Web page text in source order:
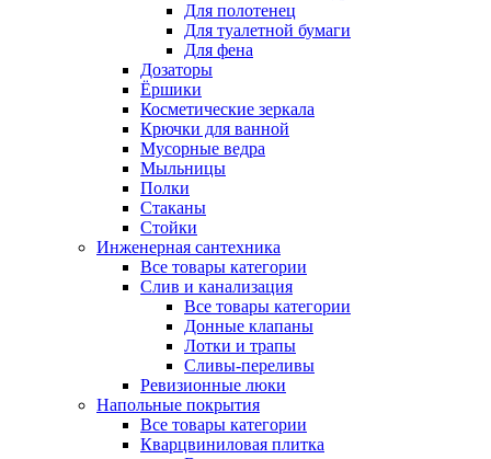
Для полотенец
Для туалетной бумаги
Для фена
Дозаторы
Ёршики
Косметические зеркала
Крючки для ванной
Мусорные ведра
Мыльницы
Полки
Стаканы
Стойки
Инженерная сантехника
Все товары категории
Слив и канализация
Все товары категории
Донные клапаны
Лотки и трапы
Сливы-переливы
Ревизионные люки
Напольные покрытия
Все товары категории
Кварцвиниловая плитка